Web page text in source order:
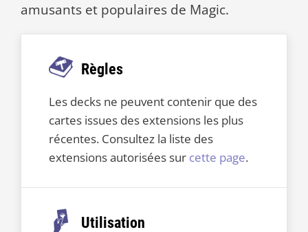
amusants et populaires de Magic.
Règles
Les decks ne peuvent contenir que des
cartes issues des extensions les plus
récentes. Consultez la liste des
extensions autorisées sur cette page.
Utilisation